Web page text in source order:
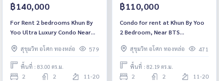
฿140,000
For Rent 2 bedrooms Khun By
Yoo Ultra Luxury Condo Near
Ready to move in
สุขุมวิท อโศก ทองหล่อ 579
พื้นที่ : 83.00 ตร.ม.
2 2 11-20
฿110,000
Condo for rent at Khun By Yoo
2 Bedroom, Near BTS
ready to move in
สุขุมวิท อโศก ทองหล่อ 471
พื้นที่ : 82.19 ตร.ม.
2 2 11-20